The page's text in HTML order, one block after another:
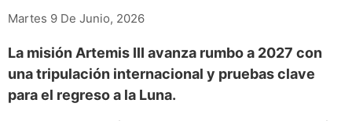
Martes 9 De Junio, 2026
La misión Artemis III avanza rumbo a 2027 con
una tripulación internacional y pruebas clave
para el regreso a la Luna.